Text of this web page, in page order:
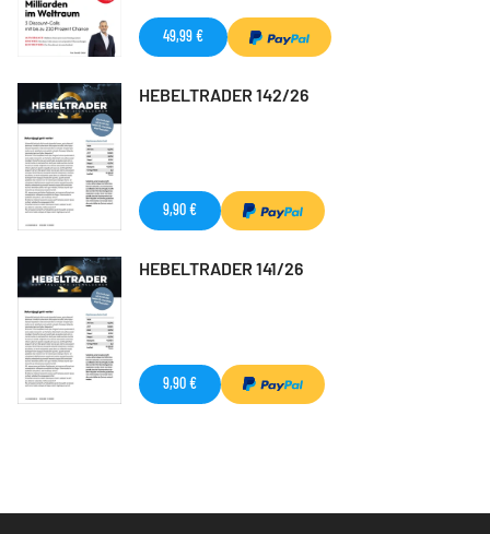
49,99 €
HEBELTRADER 142/26
9,90 €
HEBELTRADER 141/26
9,90 €